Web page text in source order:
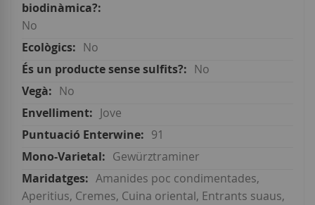
No
No
No
No
Jove
91
Gewürztraminer
Amanides poc condimentades,
Aperitius, Cremes, Cuina oriental, Entrants suaus,